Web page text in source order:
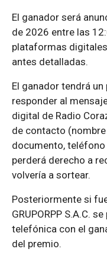
El ganador será
de 2026 entre las
plataformas
antes detalladas.
El ganador tendrá
responder al
digital de Radio
de contacto
documento,
perderá derecho a
volvería a sortear.
Posteriormente si
GRUPORPP S.A.C.
telefónica con el
del premio.